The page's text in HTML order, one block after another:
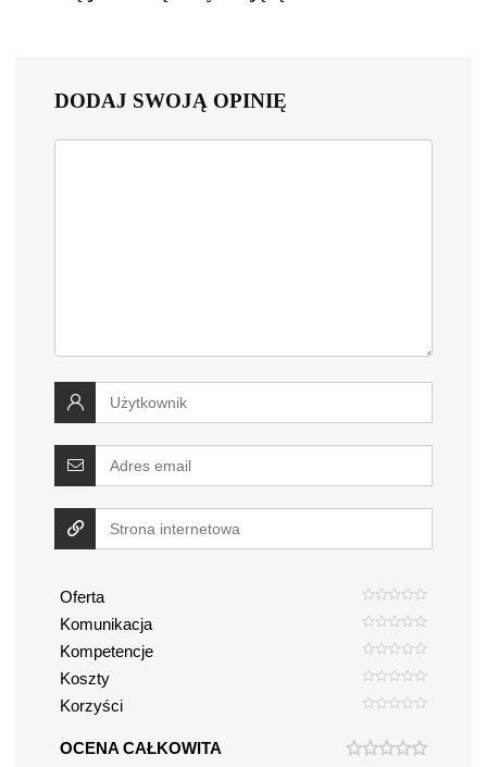
DODAJ SWOJĄ OPINIĘ
Oferta
Komunikacja
Kompetencje
Koszty
Korzyści
OCENA CAŁKOWITA